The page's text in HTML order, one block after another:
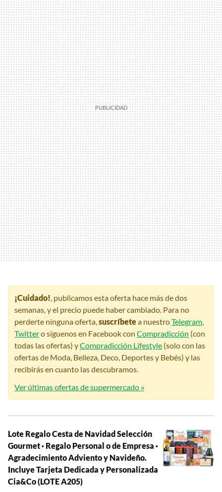
¡Cuidado!, publicamos esta oferta hace más de dos
semanas, y el precio puede haber cambiado. Para no
perderte ninguna oferta,suscríbetea nuestroTelegram,
Twittero síguenos en Facebook con Compradicción (con
todas las ofertas) yCompradicción Lifestyle (solo con las
ofertas de Moda, Belleza, Deco, Deportes y Bebés) y las
recibirás en cuanto las descubramos.
Ver últimas ofertas de supermercado »
Lote Regalo Cesta de Navidad Selección
Gourmet · Regalo Personal o de Empresa ·
Agradecimiento Adviento y Navideño.
Incluye Tarjeta Dedicada y Personalizada
Cia&Co (LOTE A205)